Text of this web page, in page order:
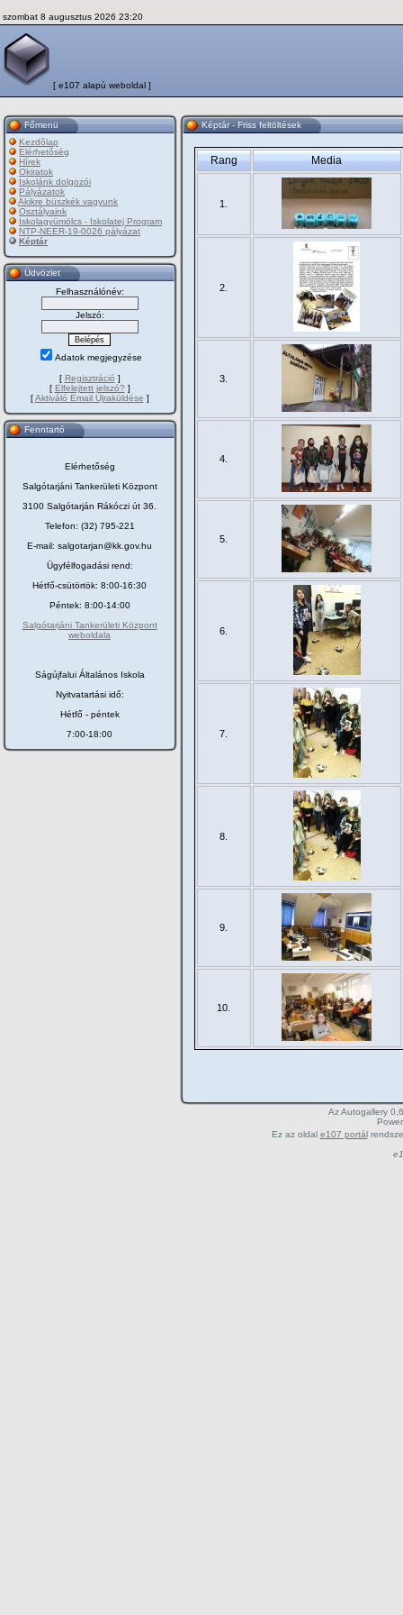
szombat 8 augusztus 2026 23:20
[ e107 alapú weboldal ]
Főmenü
Kezdõlap
Elérhetőség
Hírek
Okiratok
Iskolánk dolgozói
Pályázatok
Akikre büszkék vagyunk
Osztályaink
Iskolagyümölcs - Iskolatej Program
NTP-NEER-19-0026 pályázat
Képtár
Üdvözlet
Felhasználónév:
Jelszó:
Adatok megjegyzése
[ Regisztráció ]
[ Elfelejtett jelszó? ]
[Aktiváló Email Újraküldése ]
Fenntartó
Elérhetőség
Salgótarjáni Tankerületi Központ
3100 Salgótarján Rákóczi út 36.
Telefon: (32) 795-221
E-mail: salgotarjan@kk.gov.hu
Ügyfélfogadási rend:
Hétfő-csütörtök: 8:00-16:30
Péntek: 8:00-14:00
Salgótarjáni Tankerületi Központ
weboldala
Ságújfalui Általános Iskola
Nyitvatartási idő:
Hétfő - péntek
7:00-18:00
Képtár - Friss feltöltések
Rang Media
1.
2.
3.
4.
5.
6.
7.
8.
9.
10.
Az Autogallery
Ez az oldal e107 portál